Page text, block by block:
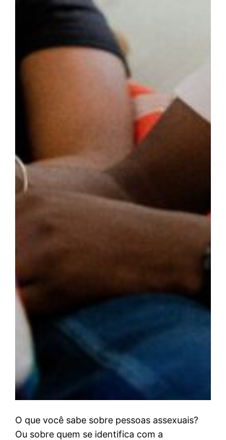
O que você sabe sobre pessoas assexuais?
Ou sobre quem se identifica com a